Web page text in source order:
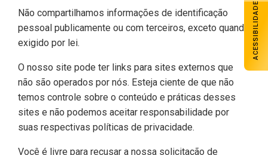
Não compartilhamos informações de identificação
pessoal publicamente ou com terceiros, exceto quando
exigido por lei.
O nosso site pode ter links para sites externos que
não são operados por nós. Esteja ciente de que não
temos controle sobre o conteúdo e práticas desses
sites e não podemos aceitar responsabilidade por
suas respectivas políticas de privacidade.
Você é livre para recusar a nossa solicitação de
ACESSIBILIDADE